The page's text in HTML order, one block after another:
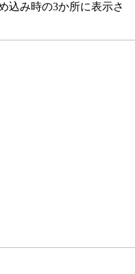
込み時の3か所に表示さ